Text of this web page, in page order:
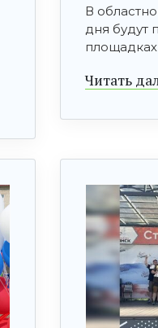
В
дня будут
площадках
Читать